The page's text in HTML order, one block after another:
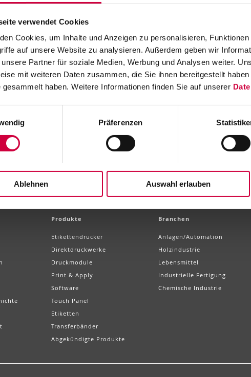
verwendet Cookies
Cookies, um Inhalte und Anzeigen zu personalisieren,
auf unsere Website zu analysieren. Außerdem geben wir
Partner für soziale Medien, Werbung und Analysen weiter.
mit weiteren Daten zusammen, die Sie ihnen bereitgestellt
gesammelt haben. Weitere Informationen finden Sie auf unserer
Präferenzen
Ablehnen Auswahl erlauben
Integration in kundenspezifische Anwendungsbereiche
können Etikettendrucker von Carl Valentin auch zur
verwendet werden. Insbesondere im Anlagen- /
werden die Ergebnisse (wie z.B. Messergebnis, Fehlerart,
Dieses druckt sofort das Etikett, das über die
Objekt aufgetragen wird. Die Zukunft wird zunehmend
Produkte
Etikettendrucker
Direktdruckwerke
Druckmodule
Print & Apply
Software
Touch Panel
Etiketten
Transferbänder
Abgekündigte Produkte
Branchen
Anlagen/Automation
Holzindustrie
Lebensmittel
Industrielle Fertigung
Chemische Industrie